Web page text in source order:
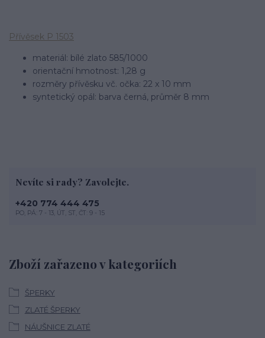
Přívěsek P 1503
materiál: bílé zlato 585/1000
orientační hmotnost: 1,28 g
rozměry přívěsku vč. očka: 22 x 10 mm
syntetický opál: barva černá, průměr 8 mm
Zboží zařazeno v kategoriích
ŠPERKY
ZLATÉ ŠPERKY
NÁUŠNICE ZLATÉ
Nevíte si rady? Zavolejte.
+420 774 444 475
PO, PÁ: 7 - 13, ÚT, ST, ČT: 9 - 15